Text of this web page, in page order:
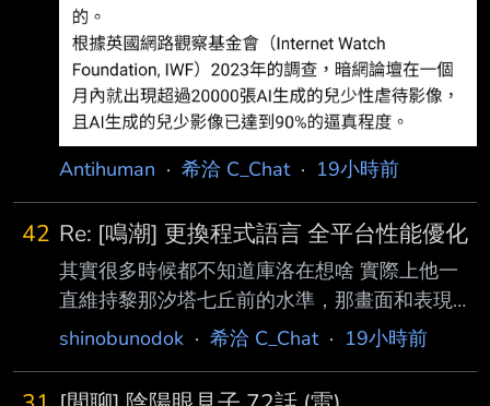
Antihuman · 希洽 C_Chat· 19小時前
42 Re: [鳴潮] 更換程式語言 全平台性能優化
其實很多時候都不知道庫洛在想啥 實際上他一
直維持黎那汐塔七丘前的水準，那畫面和表現力
也足夠優秀了 但他偏偏不要穩定的今州、拉古
一直想搞新東西，離現在越近的他越想搞 代價
shinobunodok · 希洽 C_Chat· 19小時前